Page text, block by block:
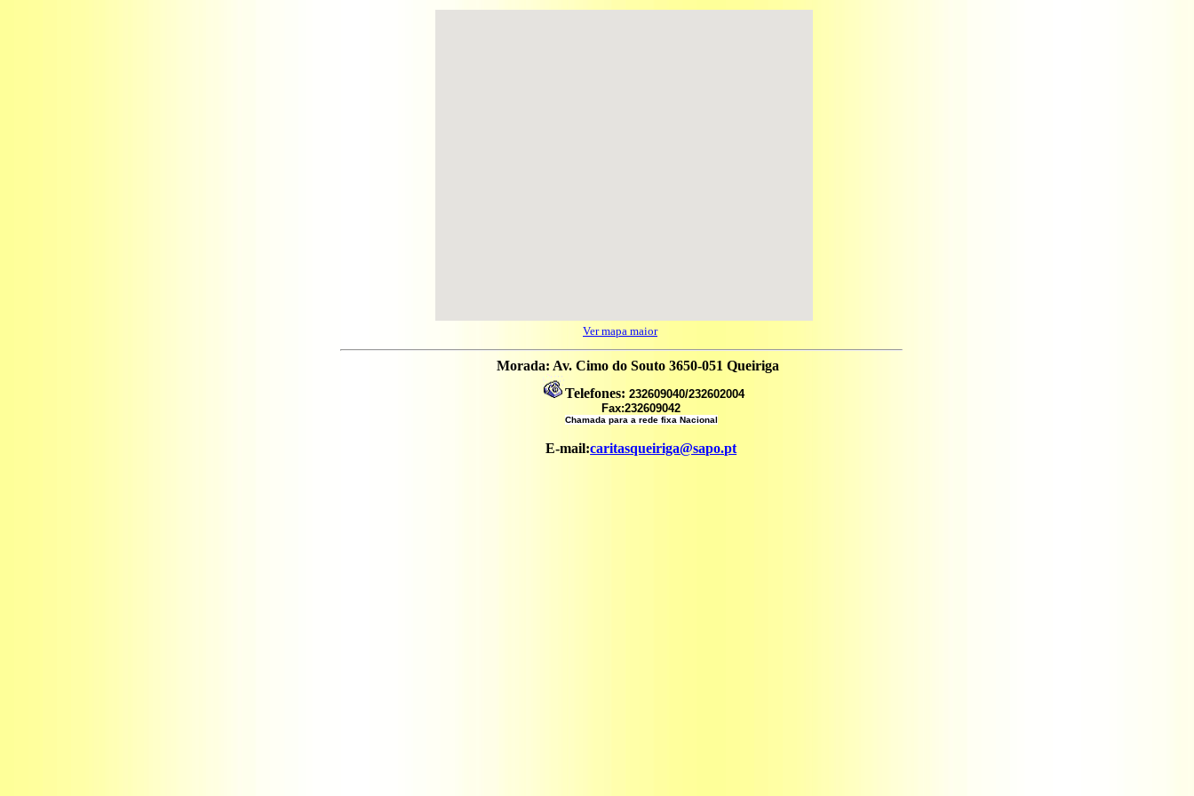
Ver mapa maior
Morada: Av. Cimo do Souto 3650-051 Queiriga
Telefones: 232609040/232602004
Fax:232609042
Chamada para a rede fixa Nacional
E-mail:caritasqueiriga@sapo.pt